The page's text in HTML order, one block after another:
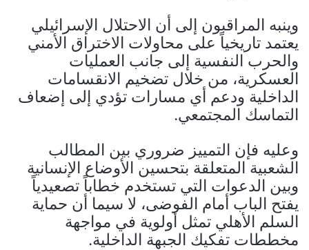
وينبه المراقبون إلى أن الاحتلال الإسرائيلي
يعتمد تاريخياً على محاولات الاختراق الأمني
والحرب النفسية إلى جانب العمليات
العسكرية، من خلال تضخيم الانقسامات
الداخلية ودعم أي مسارات تؤدي إلى إضعاف
التماسك المجتمعي.
وعليه فإن التمييز ضروري بين المطالب
الشعبية المتعلقة بتحسين الأوضاع الإنسانية
وبين الدعوات التي تستخدم خطاباً تصعيدياً
يفتح الباب أمام الفوضى، لا سيما أن حماية
السلم الأهلي تمثل أولوية في مواجهة
مخططات تفكيك الجبهة الداخلية.